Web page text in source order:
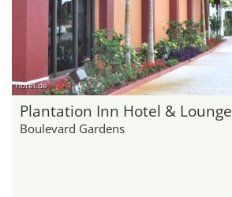
hotel.de
Plantation Inn Hotel & Lounge
Boulevard Gardens